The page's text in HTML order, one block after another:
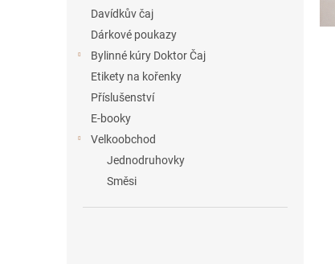
Davídkův čaj
Dárkové poukazy
Bylinné kúry Doktor Čaj
Etikety na kořenky
Příslušenství
E-booky
Velkoobchod
Jednodruhovky
Směsi